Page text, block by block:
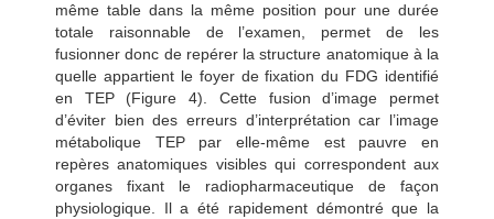
même table dans la même position pour une durée
totale raisonnable de l’examen, permet de les
fusionner donc de repérer la structure anatomique à la
quelle appartient le foyer de fixation du FDG identifié
en TEP (Figure 4). Cette fusion d’image permet
d’éviter bien des erreurs d’interprétation car l’image
métabolique TEP par elle-même est pauvre en
repères anatomiques visibles qui correspondent aux
organes fixant le radiopharmaceutique de façon
physiologique. Il a été rapidement démontré que la